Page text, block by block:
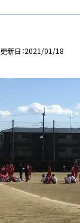
更新日 2021/01/18